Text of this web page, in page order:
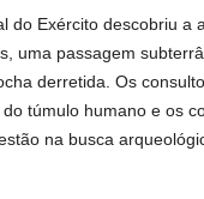
do Exército descobriu a
uma passagem
derretida. Os
túmulo humano e os
na busca